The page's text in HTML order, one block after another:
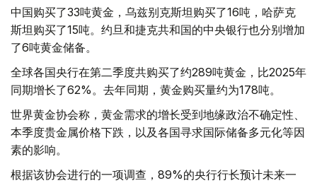
中国购买了33吨黄金，乌兹别克斯坦购买了16吨，哈萨克
斯坦购买了15吨。约旦和捷克共和国的中央银行也分别增加
了6吨黄金储备。
全球各国央行在第二季度共购买了约289吨黄金，比2025年
同期增长了62%。去年同期，黄金购买量约为178吨。
世界黄金协会称，黄金需求的增长受到地缘政治不确定性、
本季度贵金属价格下跌，以及各国寻求国际储备多元化等因
素的影响。
根据该协会进行的一项调查，89%的央行行长预计未来一